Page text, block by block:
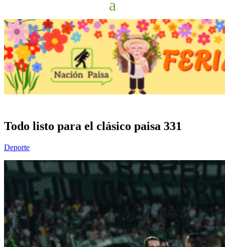
Todo listo para el clásico paisa 331
Deporte